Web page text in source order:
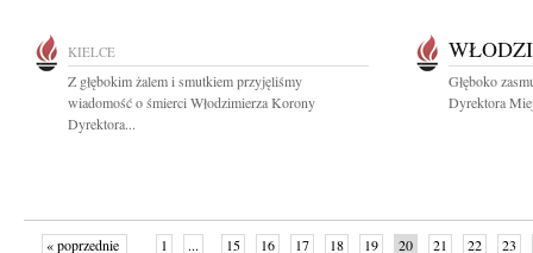
KIELCE
Z głębokim żalem i smutkiem przyjęliśmy
wiadomość o śmierci Włodzimierza Korony
Dyrektora...
Głęboko
Dyrektora
« poprzednie 1 ... 15 16 17 18 19 20 21 22 23